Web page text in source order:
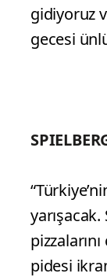
gidiyoruz
gecesi
pidesi